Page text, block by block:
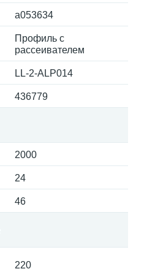
a053634
Профиль с
рассеивателем
LL-2-ALP014
436779
2000
24
46
220